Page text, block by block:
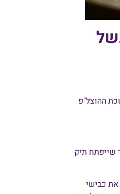
מהתיקים לשכת ההוצל"פ
שייפתח תיק
את כבישי